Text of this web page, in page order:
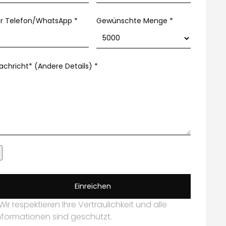
Telefon/WhatsApp * Gewünschte Menge *
(Andere Details) *
Einreichen
respektieren Ihre Vertraulichkeit und alle
sind geschützt.